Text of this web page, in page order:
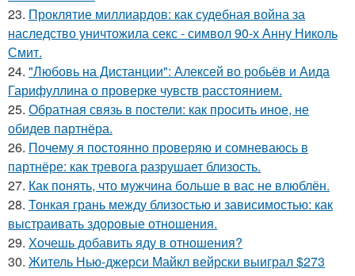
23. Проклятие миллиардов: как судебная война за
наследство уничтожила секс - символ 90-х Анну Николь
Смит.
24. "Любовь на Дистанции": Алексей во робьёв и Аида
Гарифуллина о проверке чувств расстоянием.
25. Обратная связь в постели: как просить иное, не
обидев партнёра.
26. Почему я постоянно проверяю и сомневаюсь в
партнёре: как тревога разрушает близость.
27. Как понять, что мужчина больше в вас не влюблён.
28. Тонкая грань между близостью и зависимостью: как
выстраивать здоровые отношения.
29. Хочешь добавить яду в отношения?
30. Житель Нью-джерси Майкл вейрски выиграл $273